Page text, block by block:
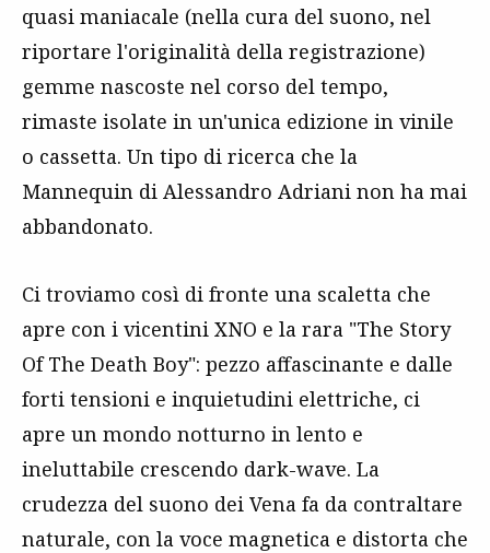
quasi maniacale (nella cura del suono, nel
riportare l'originalità della registrazione)
gemme nascoste nel corso del tempo,
rimaste isolate in un'unica edizione in vinile
o cassetta. Un tipo di ricerca che la
Mannequin di Alessandro Adriani non ha mai
abbandonato.
Ci troviamo così di fronte una scaletta che
apre con i vicentini XNO e la rara "The Story
Of The Death Boy": pezzo affascinante e dalle
forti tensioni e inquietudini elettriche, ci
apre un mondo notturno in lento e
ineluttabile crescendo dark-wave. La
crudezza del suono dei Vena fa da contraltare
naturale, con la voce magnetica e distorta che